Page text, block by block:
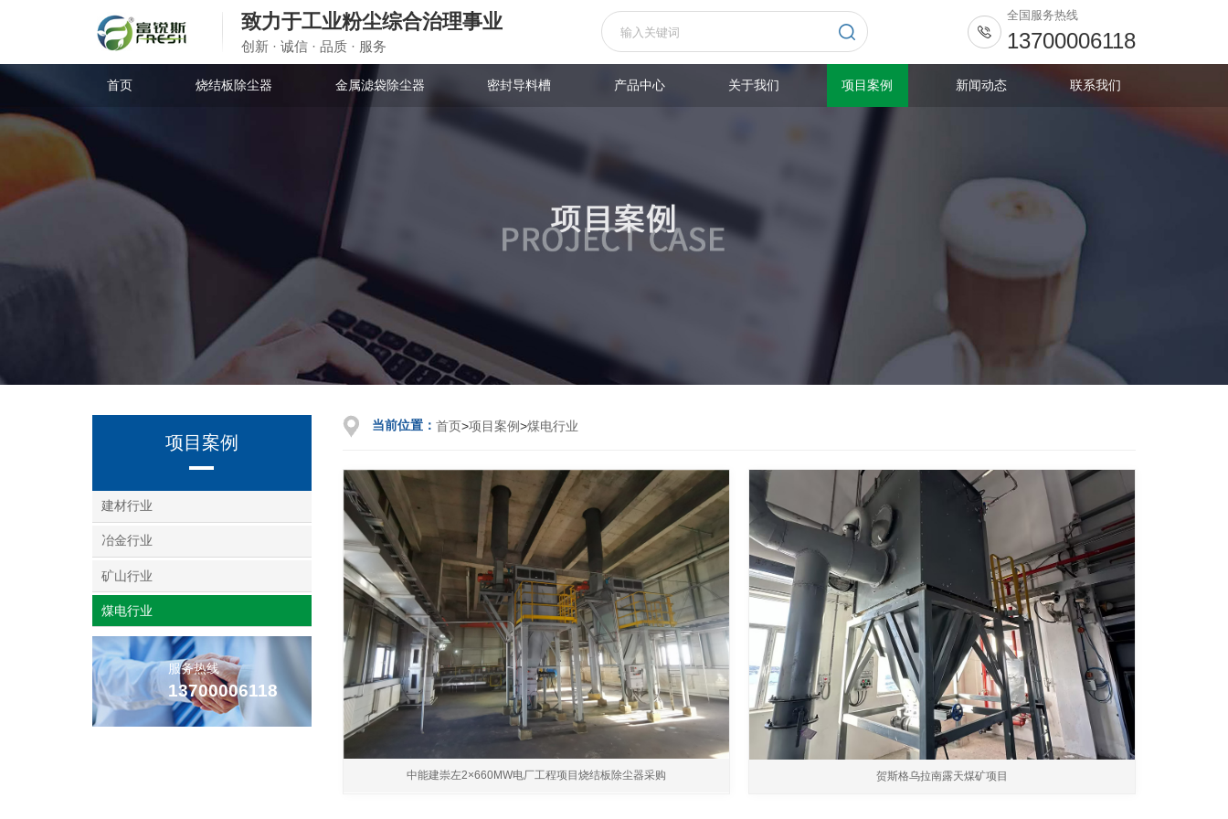
致力于工业粉尘综合治理事业
创新 · 诚信 · 品质 · 服务
全国服务热线
13700006118
首页 烧结板除尘器 金属滤袋除尘器 密封导料槽 产品中心 关于我们 项目案例 新闻动态 联系我们
项目案例
建材行业
冶金行业
矿山行业
煤电行业
服务热线
13700006118
当前位置： 首页>项目案例>煤电行业
中能建崇左2×660MW电厂工程项目烧结板除尘器采购 贺斯格乌拉南露天煤矿项目